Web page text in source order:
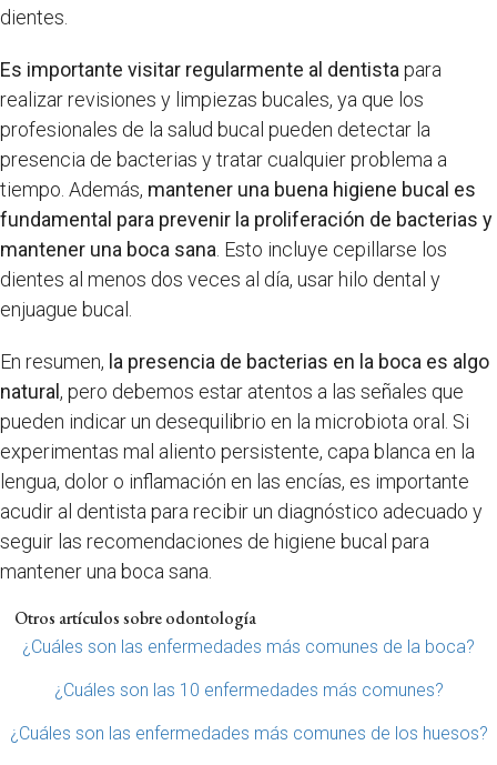
dientes.
Es importante visitar regularmente al dentista para
realizar revisiones y limpiezas bucales, ya que los
profesionales de la salud bucal pueden detectar la
presencia de bacterias y tratar cualquier problema a
tiempo. Además, mantener una buena higiene bucal es
fundamental para prevenir la proliferación de bacterias y
mantener una boca sana . Esto incluye cepillarse los
dientes al menos dos veces al día, usar hilo dental y
enjuague bucal.
En resumen, la presencia de bacterias en la boca es algo
natural , pero debemos estar atentos a las señales que
pueden indicar un desequilibrio en la microbiota oral. Si
experimentas mal aliento persistente, capa blanca en la
lengua, dolor o inflamación en las encías, es importante
acudir al dentista para recibir un diagnóstico adecuado y
seguir las recomendaciones de higiene bucal para
mantener una boca sana.
Otros artículos sobre odontología
¿Cuáles son las enfermedades más comunes de la boca?
¿Cuáles son las 10 enfermedades más comunes?
¿Cuáles son las enfermedades más comunes de los huesos?